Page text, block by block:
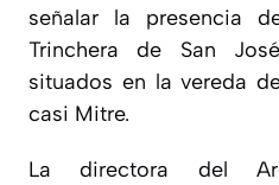
señalar la presencia
Trinchera de San
situados en la vereda
casi Mitre.
La directora del